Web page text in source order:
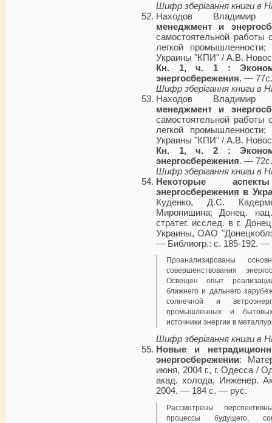
Шифр зберігання книги в
Находов
менеджмент и
самостоятельной работы
легкой
Украины "КПИ" / А.В.
Кн. 1, ч. 1 :
энергосбережения. — 77с.
Шифр зберігання книги в
Находов
менеджмент и
самостоятельной работы
легкой
Украины "КПИ" / А.В.
Кн. 1, ч. 2 :
энергосбережения. — 72с.
Шифр зберігання книги в
Некоторые
энергосбережения в
Куденко, Д.С.
Миронишина; Донец.
стратег. исслед. в г.
Украины, ОАО
— Библиогр.: с. 185-192. —
Проанализированы
совершенствования
Освещен опыт
ближнего и дальнего
солнечной и
промышленных и
источники энергии в
Шифр зберігання книги в
Новые и
энергосбережении:
июня, 2004 г., г. Одесса /
акад. холода, Инженер.
2004. — 184 с. — рус.
Рассмотрены
процессы будущего,